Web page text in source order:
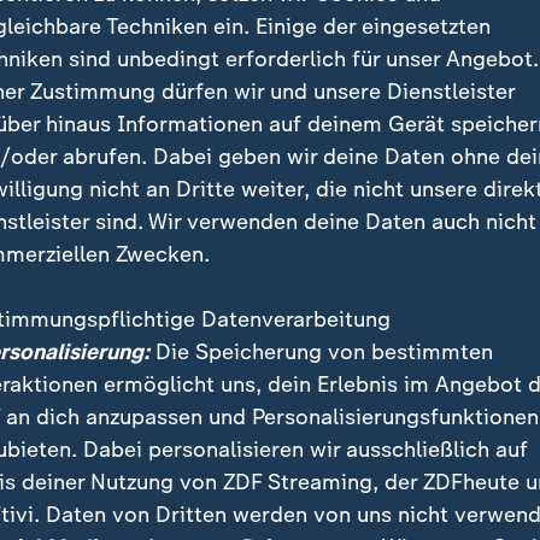
hat das Finale des DFB-Pokals gegen den VfB
avancierte durch seinen Dreierpack zum Matchwinner.
und auf Plakaten wurde der Dachverband in den
des Endspiels im Berliner Olympiastadion
konzertierten Aktion zündeten beide
sorgten dadurch unmittelbar nach dem ersten von
Kane für eine Spielunterbrechung durch Referee
Techniken ein. Einige der eingesetzten
sind unbedingt erforderlich für unser
Zustimmung dürfen wir und unsere Dienstleister
hinaus Informationen auf deinem Gerät
oder abrufen. Dabei geben wir deine Daten ohne
nicht an Dritte weiter, die nicht unsere
sind. Wir verwenden deine Daten auch nicht
Zwecken.
Datenverarbeitung
Die Speicherung von bestimmten
ermöglicht uns, dein Erlebnis im Angebot
an dich anzupassen und Personalisierungsfunktionen
Dabei personalisieren wir ausschließlich auf
deiner Nutzung von ZDF Streaming, der ZDFheute
Daten von Dritten werden von uns nicht